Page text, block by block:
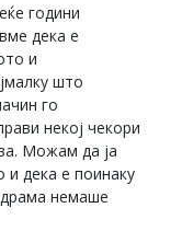
години
дека е
и
што
го
некој чекори
Можам да ја
и дека е поинаку
немаше